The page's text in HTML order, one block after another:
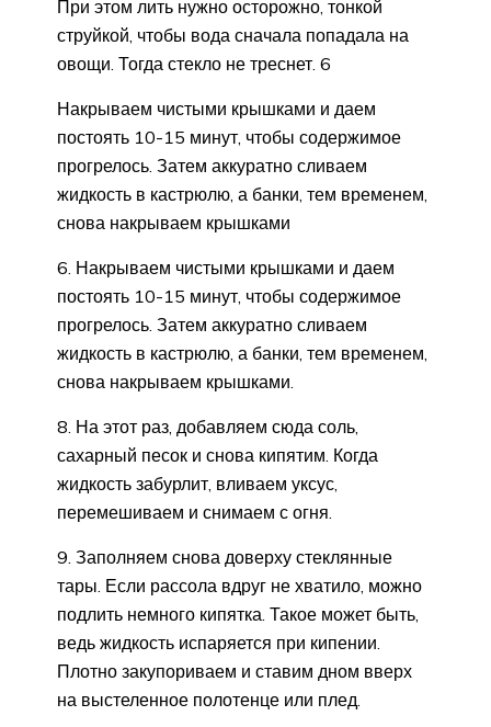
При этом лить нужно осторожно, тонкой
струйкой, чтобы вода сначала попадала на
овощи. Тогда стекло не треснет. 6
Накрываем чистыми крышками и даем
постоять 10-15 минут, чтобы содержимое
прогрелось. Затем аккуратно сливаем
жидкость в кастрюлю, а банки, тем временем,
снова накрываем крышками
6. Накрываем чистыми крышками и даем
постоять 10-15 минут, чтобы содержимое
прогрелось. Затем аккуратно сливаем
жидкость в кастрюлю, а банки, тем временем,
снова накрываем крышками.
8. На этот раз, добавляем сюда соль,
сахарный песок и снова кипятим. Когда
жидкость забурлит, вливаем уксус,
перемешиваем и снимаем с огня.
9. Заполняем снова доверху стеклянные
тары. Если рассола вдруг не хватило, можно
подлить немного кипятка. Такое может быть,
ведь жидкость испаряется при кипении.
Плотно закупориваем и ставим дном вверх
на выстеленное полотенце или плед.